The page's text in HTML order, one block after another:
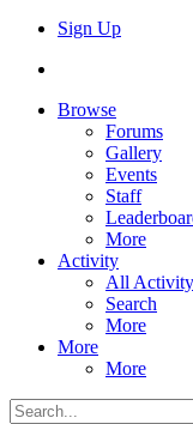
Sign Up
Browse
Forums
Gallery
Events
Staff
More
Activity
All Activity
Search
More
More
More